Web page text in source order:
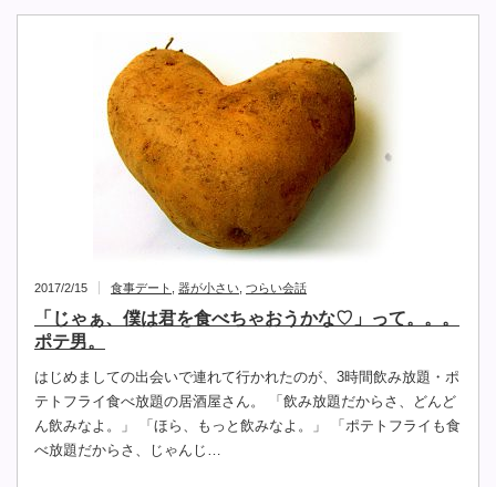
2017/2/15 食事デート 器が小さい つらい会話
「じゃぁ、僕は君を食べちゃおうかな♡」って。。。
ポテ男。
はじめましての出会いで連れて行かれたのが、3時間飲み放題・ポ
テトフライ食べ放題の居酒屋さん。 「飲み放題だからさ、どんど
ん飲みなよ。」 「ほら、もっと飲みなよ。」 「ポテトフライも食
べ放題だからさ、じゃんじ…